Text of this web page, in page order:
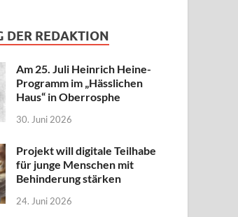
DER REDAKTION
Am 25. Juli Heinrich Heine-
Programm im „Hässlichen
Haus“ in Oberrosphe
30. Juni 2026
Projekt will digitale Teilhabe
für junge Menschen mit
Behinderung stärken
24. Juni 2026